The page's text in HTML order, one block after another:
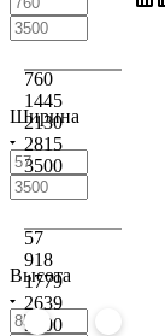
760
1445
2130
2815
3500
Ширина
57
918
1779
2639
3500
Высота